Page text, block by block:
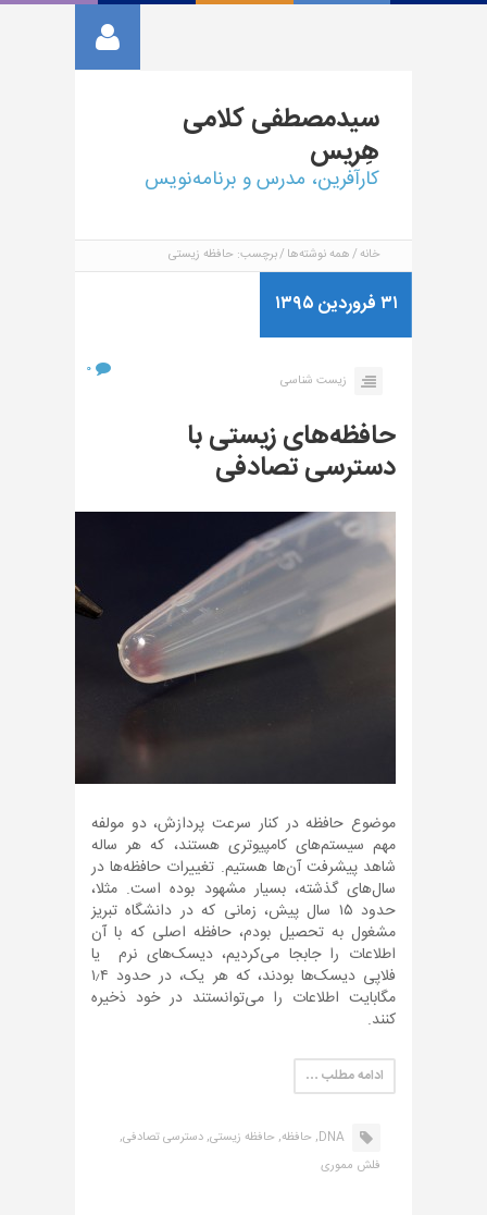
سیدمصطفیکلامی
هِریس
کارآفرین، مدرس و برنامه‌نویس
خانه همه نوشته‌ها برچسب: حافظه زیستی
۳۱ فروردین ۱۳۹۵
زیست شناسی
۰
حافظه‌های زیستی با
دسترسی تصادفی
موضوع حافظه در کنار سرعت پردازش، دو مولفه
مهم سیستم‌های کامپیوتری هستند، که هر ساله
شاهد پیشرفت آن‌ها هستیم. تغییرات حافظه‌ها در
سال‌های گذشته، بسیار مشهود بوده است. مثلا،
حدود ۱۵ سال پیش، زمانی که در دانشگاه تبریز
مشغول به تحصیل بودم، حافظه اصلی که با آن
اطلاعات را جابجا می‌کردیم، دیسک‌های نرم یا
فلاپی دیسک‌ها بودند، که هر یک، در حدود ۱٫۴
مگابایت اطلاعات را می‌توانستند در خود ذخیره
کنند.
ادامه مطلب …
DNA, حافظه, حافظه زیستی,دسترسی تصادفی,
فلش مموری